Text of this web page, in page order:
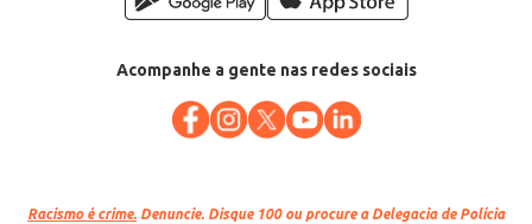
Acompanhe a gente nas redes sociais
Racismo é crime. Denuncie. Disque 100 ou procure a Delegacia de Polícia